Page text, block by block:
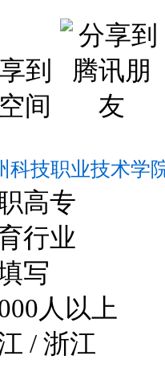
科技职业技术学
高专
行业
写
人以上
/ 浙江